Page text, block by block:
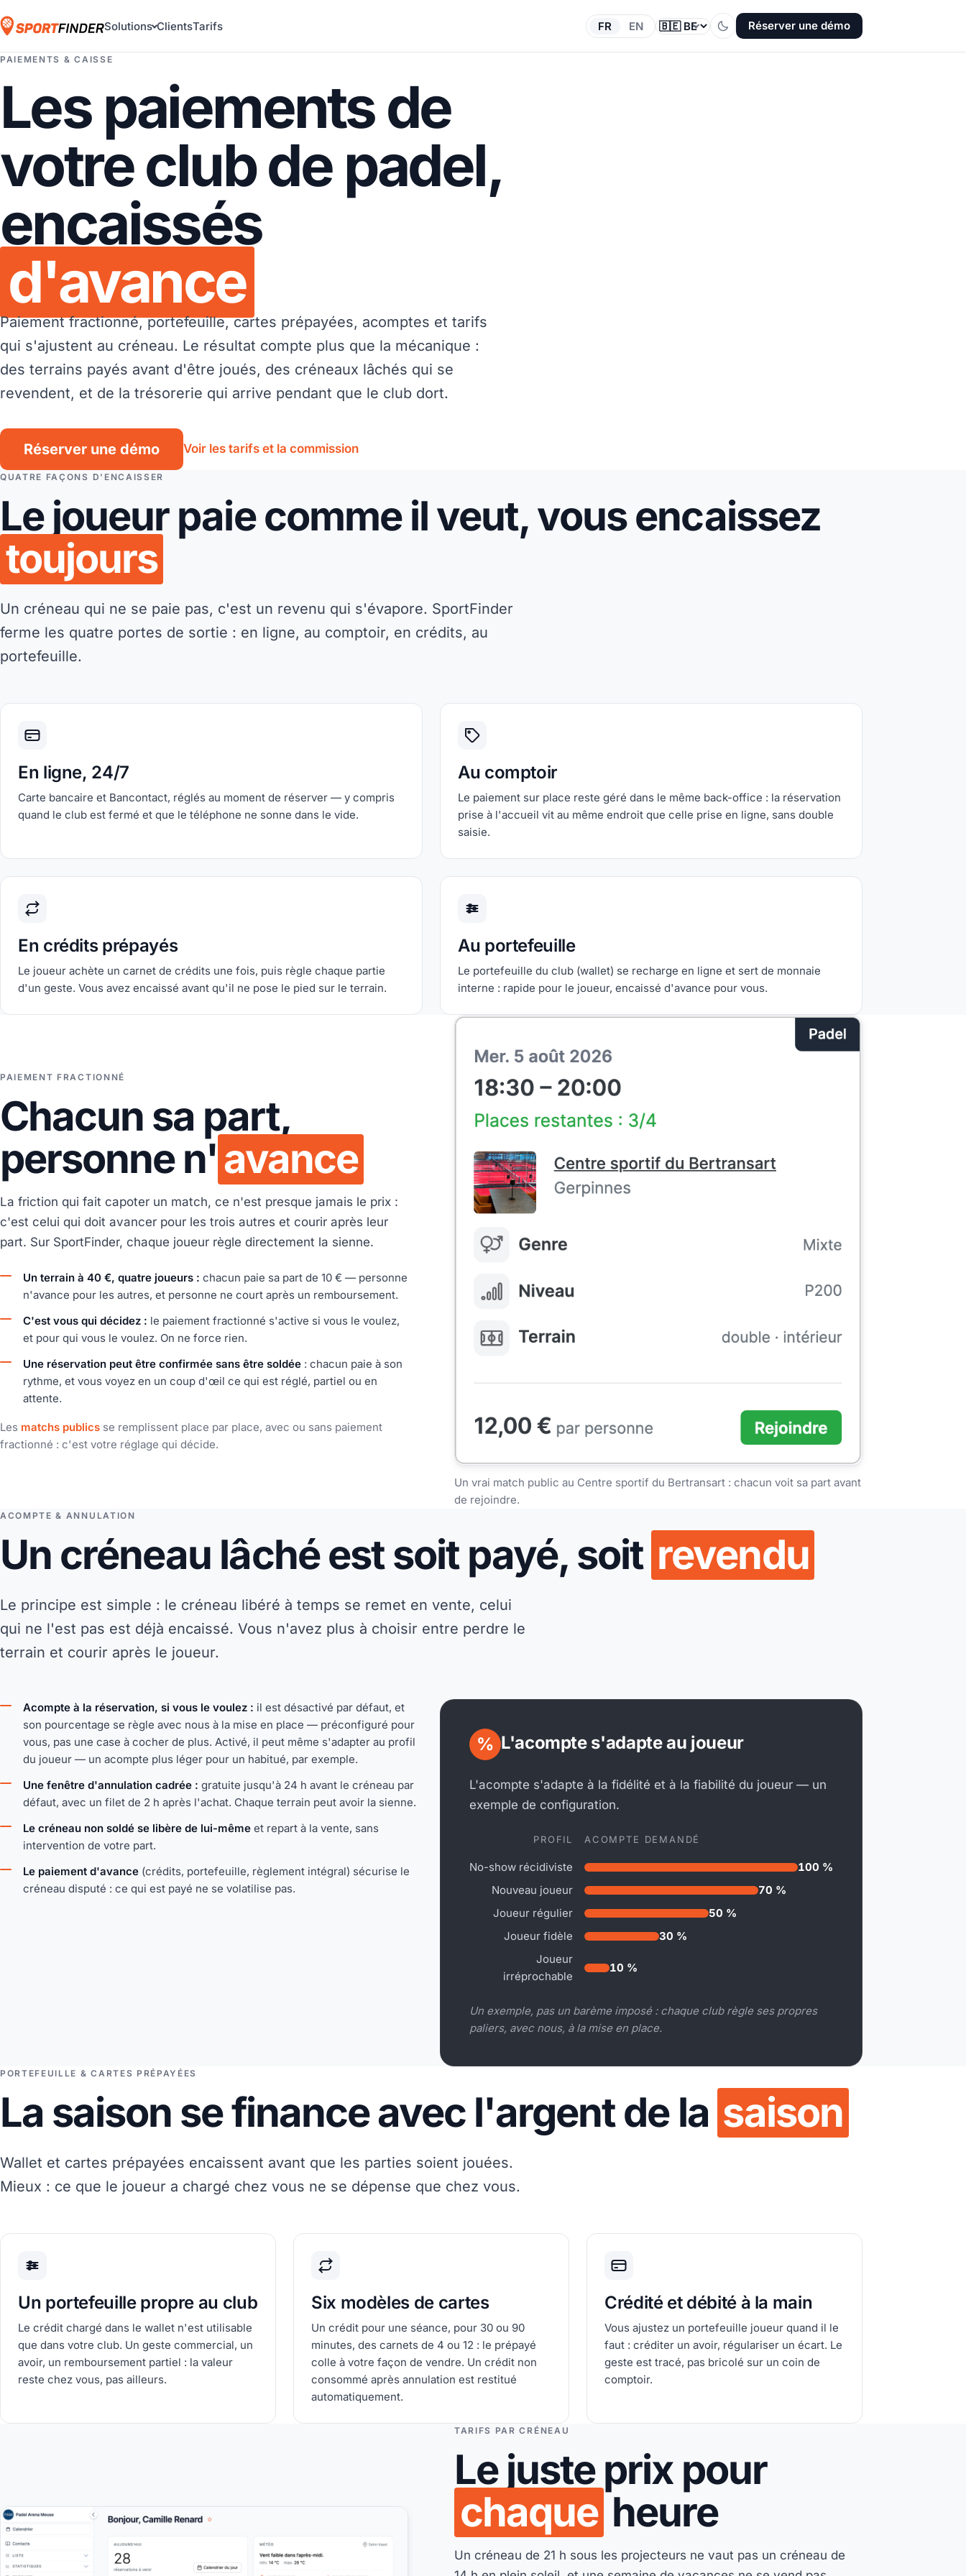
Solutions ClientsTarifs FR EN Votre pays
Passer en mode sombre
Réserver une démo
PAIEMENTS & CAISSE
Les paiements de
votre club de padel,
encaissés
d'avance
Paiement fractionné, portefeuille, cartes prépayées, acomptes et tarifs
qui s'ajustent au créneau. Le résultat compte plus que la mécanique :
des terrains payés avant d'être joués, des créneaux lâchés qui se
revendent, et de la trésorerie qui arrive pendant que le club dort.
Réserver une démo Voir les tarifs et la commission
QUATRE FAÇONS D'ENCAISSER
Le joueur paie comme il veut, vous encaissez
toujours
Un créneau qui ne se paie pas, c'est un revenu qui s'évapore. SportFinder
ferme les quatre portes de sortie : en ligne, au comptoir, en crédits, au
portefeuille.
En ligne, 24/7
Carte bancaire et Bancontact, réglés au moment de réserver — y compris
quand le club est fermé et que le téléphone ne sonne dans le vide.
Au comptoir
Le paiement sur place reste géré dans le même back-office : la réservation
prise à l'accueil vit au même endroit que celle prise en ligne, sans double
saisie.
En crédits prépayés
Le joueur achète un carnet de crédits une fois, puis règle chaque partie
d'un geste. Vous avez encaissé avant qu'il ne pose le pied sur le terrain.
Au portefeuille
Le portefeuille du club (wallet) se recharge en ligne et sert de monnaie
interne : rapide pour le joueur, encaissé d'avance pour vous.
PAIEMENT FRACTIONNÉ
Chacun sa part,
personne n'avance
La friction qui fait capoter un match, ce n'est presque jamais le prix :
c'est celui qui doit avancer pour les trois autres et courir après leur
part. Sur SportFinder, chaque joueur règle directement la sienne.
Un terrain à 40 €, quatre joueurs : chacun paie sa part de 10 € — personne
n'avance pour les autres, et personne ne court après un remboursement.
C'est vous qui décidez : le paiement fractionné s'active si vous le voulez,
et pour qui vous le voulez. On ne force rien.
Une réservation peut être confirmée sans être soldée : chacun paie à son
rythme, et vous voyez en un coup d'œil ce qui est réglé, partiel ou en
attente.
Les matchs publics se remplissent place par place, avec ou sans paiement
fractionné : c'est votre réglage qui décide.
Un vrai match public au Centre sportif du Bertransart : chacun voit sa part avant
de rejoindre.
ACOMPTE & ANNULATION
Un créneau lâché est soit payé, soit revendu
Le principe est simple : le créneau libéré à temps se remet en vente, celui
qui ne l'est pas est déjà encaissé. Vous n'avez plus à choisir entre perdre le
terrain et courir après le joueur.
Acompte à la réservation, si vous le voulez : il est désactivé par défaut, et
son pourcentage se règle avec nous à la mise en place — préconfiguré pour
vous, pas une case à cocher de plus. Activé, il peut même s'adapter au profil
du joueur — un acompte plus léger pour un habitué, par exemple.
Une fenêtre d'annulation cadrée : gratuite jusqu'à 24 h avant le créneau par
défaut, avec un filet de 2 h après l'achat. Chaque terrain peut avoir la sienne.
Le créneau non soldé se libère de lui-même et repart à la vente, sans
intervention de votre part.
Le paiement d'avance (crédits, portefeuille, règlement intégral) sécurise le
créneau disputé : ce qui est payé ne se volatilise pas.
% L'acompte s'adapte au joueur
L'acompte s'adapte à la fidélité et à la fiabilité du joueur — un
exemple de configuration.
PROFIL ACOMPTE DEMANDÉ
No-show récidiviste
100 %
Nouveau joueur
70 %
Joueur régulier
50 %
Joueur fidèle
30 %
Joueur
irréprochable
10 %
Un exemple, pas un barème imposé : chaque club règle ses propres
paliers, avec nous, à la mise en place.
PORTEFEUILLE & CARTES PRÉPAYÉES
La saison se finance avec l'argent de la saison
Wallet et cartes prépayées encaissent avant que les parties soient jouées.
Mieux : ce que le joueur a chargé chez vous ne se dépense que chez vous.
Un portefeuille propre au club
Le crédit chargé dans le wallet n'est utilisable
que dans votre club. Un geste commercial, un
avoir, un remboursement partiel : la valeur
reste chez vous, pas ailleurs.
Six modèles de cartes
Un crédit pour une séance, pour 30 ou 90
minutes, des carnets de 4 ou 12 : le prépayé
colle à votre façon de vendre. Un crédit non
consommé après annulation est restitué
automatiquement.
Crédité et débité à la main
Vous ajustez un portefeuille joueur quand il le
faut : créditer un avoir, régulariser un écart. Le
geste est tracé, pas bricolé sur un coin de
comptoir.
TARIFS PAR CRÉNEAU
Le juste prix pour
chaque heure
Un créneau de 21 h sous les projecteurs ne vaut pas un créneau de